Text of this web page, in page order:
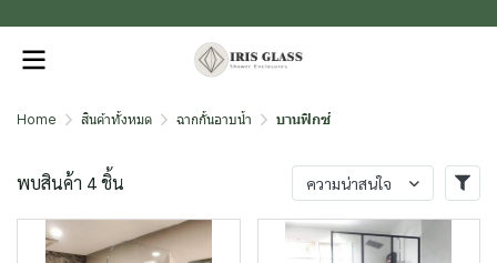
Home สินค้าทั้งหมด ฉากกั้นอาบน้ำ บานฟิกซ์
พบสินค้า 4 ชิ้น ความน่าสนใจ